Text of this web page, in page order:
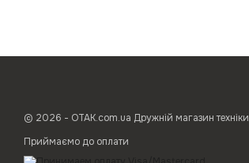
© 2026 - ОТАК.com.ua Дружній магазин техніки
Приймаємо до оплати